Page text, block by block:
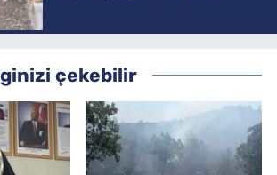
çekebilir